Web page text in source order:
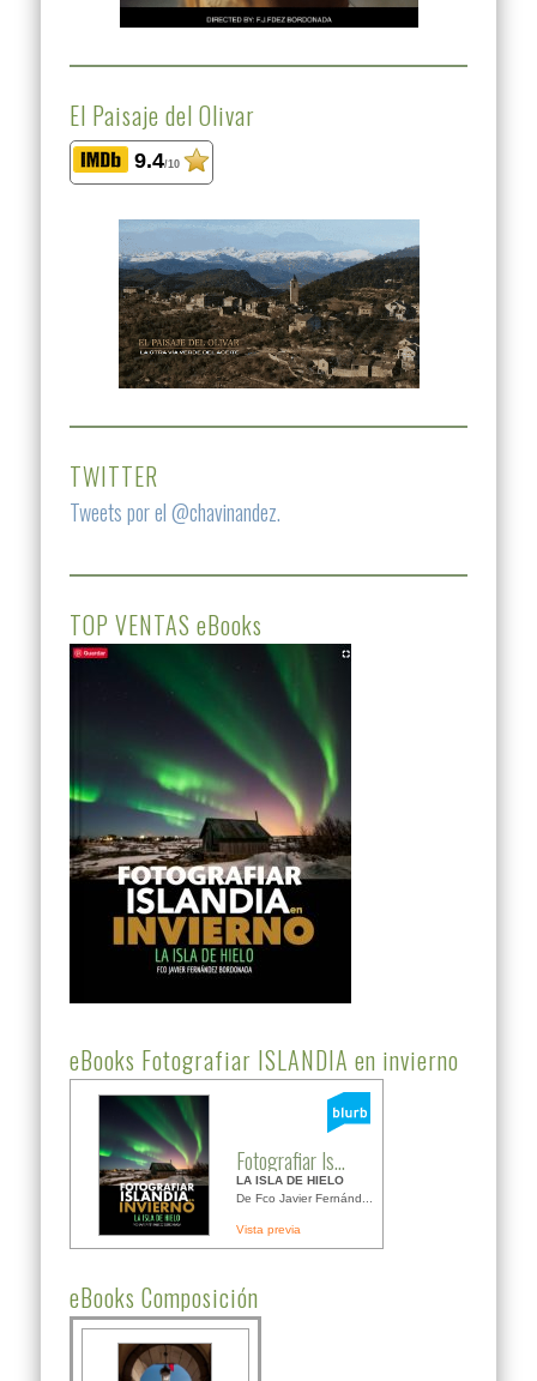
El Paisaje del Olivar
9.4/10
TWITTER
Tweets por el @chavinandez.
TOP VENTAS eBooks
eBooks Fotografiar ISLANDIA en invierno
Fotografiar Is...
LA ISLA DE HIELO
De Fco Javier Fernánd...
Vista previa
eBooks Composición